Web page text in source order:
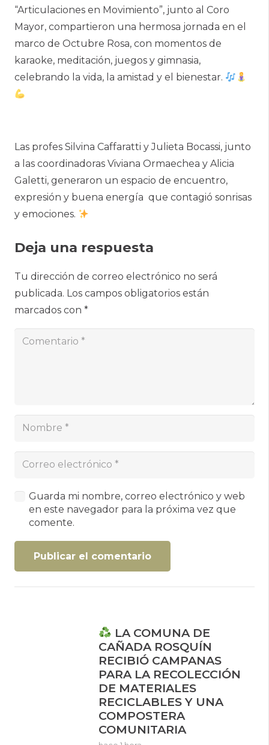
“Articulaciones en Movimiento”, junto al Coro
Mayor, compartieron una hermosa jornada en el
marco de Octubre Rosa, con momentos de
karaoke, meditación, juegos y gimnasia,
celebrando la vida, la amistad y el bienestar.
Las profes Silvina Caffaratti y Julieta Bocassi, junto
a las coordinadoras Viviana Ormaechea y Alicia
Galetti, generaron un espacio de encuentro,
expresión y buena energía que contagió sonrisas
y emociones.
Deja una respuesta
Tu dirección de correo electrónico no será
publicada. Los campos obligatorios están
marcados con *
Guarda mi nombre, correo electrónico y web
en este navegador para la próxima vez que
comente.
Publicar el comentario
LA COMUNA DE
CAÑADA ROSQUÍN
RECIBIÓ CAMPANAS
PARA LA RECOLECCIÓN
DE MATERIALES
RECICLABLES Y UNA
COMPOSTERA
COMUNITARIA